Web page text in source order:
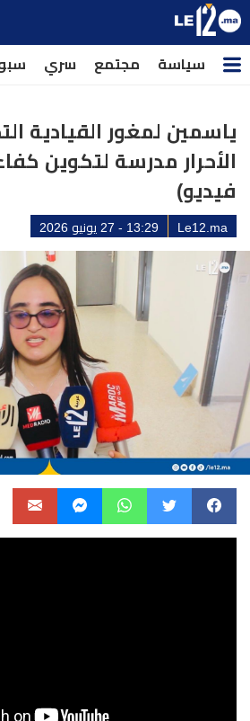
سياسة مجتمع سري
ياسمين لمغور القيادية
الأحرار مدرسة لتكوين
فيديو)
Le12.ma 13:29 - 27 يونيو 2026